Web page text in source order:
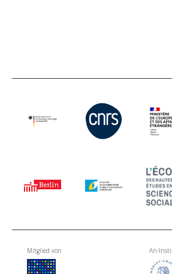
Mitglied von An-